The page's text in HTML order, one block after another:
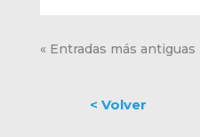
« Entradas más antiguas